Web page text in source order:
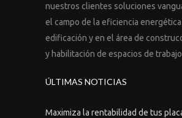
nuestros clientes soluciones
el campo de la eficiencia
edificación y en el área de
y habilitación de espacios de
ÚLTIMAS NOTICIAS
Maximiza la rentabilidad de tus